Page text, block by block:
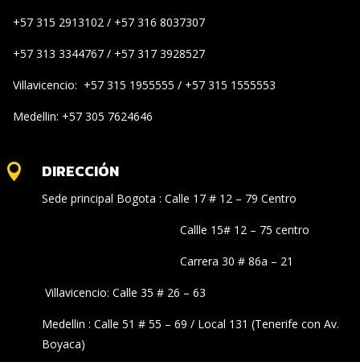
+57 315 2913102 / +57 316 8037307
+57 313 3344767 / +57 317 3928527
Villavicencio: +57 315 1955555 / +57 315 1555553
Medellin: +57 305 7624646
 DIRECCIÓN
Sede principal Bogota : Calle 17 # 12 – 79 Centro
Callle 15# 12 – 75 centro
Carrera 30 # 86a – 21
Villavicencio: Calle 35 # 26 – 63
Medellin : Calle 51 # 55 – 69 / Local 131 (Tenerife con Av.
Boyaca)